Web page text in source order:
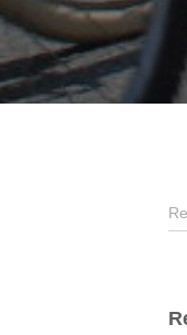
R
e
r